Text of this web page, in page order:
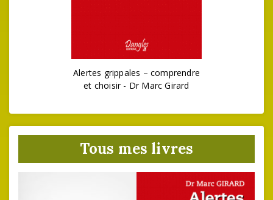
Alertes grippales – comprendre
et choisir - Dr Marc Girard
Tous mes livres